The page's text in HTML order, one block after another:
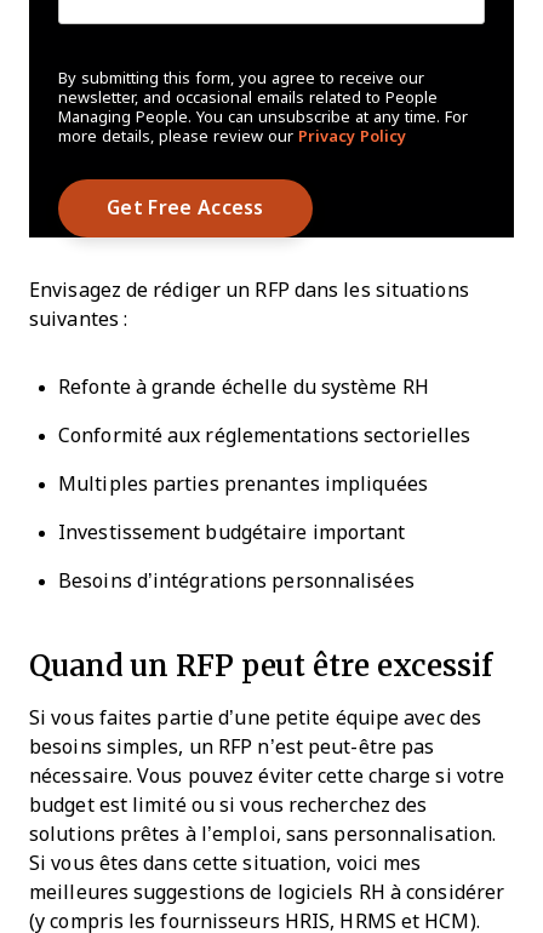
By submitting this form, you agree to receive our
newsletter, and occasional emails related to People
Managing People. You can unsubscribe at any time. For
more details, please review our Privacy Policy
Envisagez de rédiger un RFP dans les situations
suivantes :
Refonte à grande échelle du système RH
Conformité aux réglementations sectorielles
Multiples parties prenantes impliquées
Investissement budgétaire important
Besoins d’intégrations personnalisées
Quand un RFP peut être excessif
Si vous faites partie d’une petite équipe avec des
besoins simples, un RFP n’est peut-être pas
nécessaire. Vous pouvez éviter cette charge si votre
budget est limité ou si vous recherchez des
solutions prêtes à l’emploi, sans personnalisation.
Si vous êtes dans cette situation, voici mes
meilleures suggestions de logiciels RH à considérer
(y compris les fournisseurs HRIS, HRMS et HCM).